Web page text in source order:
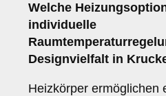
Welche
individuelle
Designvielfalt in
Heizkörper ermöglichen